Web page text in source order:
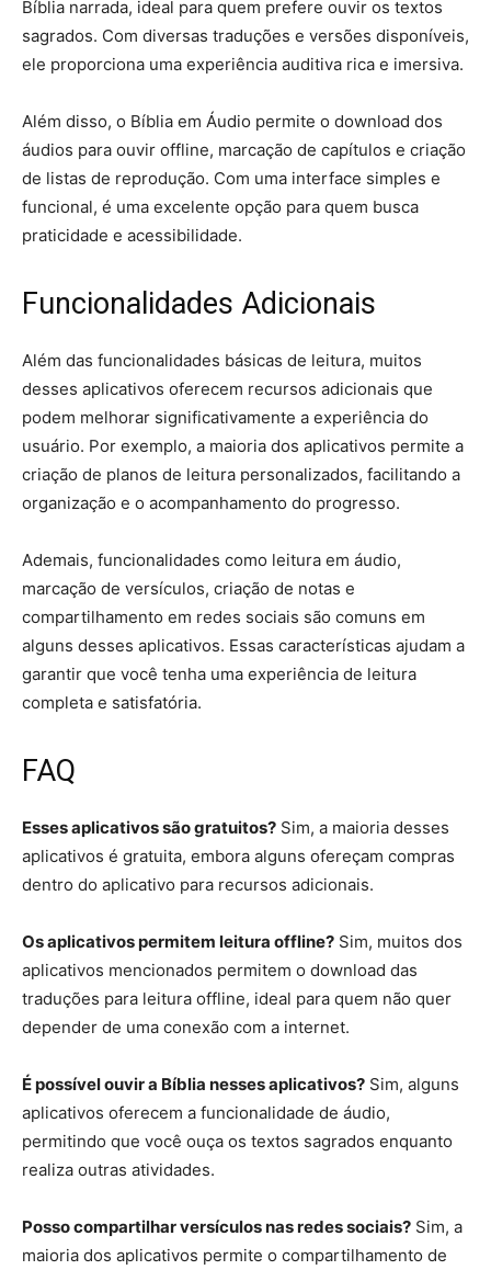
Bíblia narrada, ideal para quem prefere ouvir os textos
sagrados. Com diversas traduções e versões disponíveis,
ele proporciona uma experiência auditiva rica e imersiva.
Além disso, o Bíblia em Áudio permite o download dos
áudios para ouvir offline, marcação de capítulos e criação
de listas de reprodução. Com uma interface simples e
funcional, é uma excelente opção para quem busca
praticidade e acessibilidade.
Funcionalidades Adicionais
Além das funcionalidades básicas de leitura, muitos
desses aplicativos oferecem recursos adicionais que
podem melhorar significativamente a experiência do
usuário. Por exemplo, a maioria dos aplicativos permite a
criação de planos de leitura personalizados, facilitando a
organização e o acompanhamento do progresso.
Ademais, funcionalidades como leitura em áudio,
marcação de versículos, criação de notas e
compartilhamento em redes sociais são comuns em
alguns desses aplicativos. Essas características ajudam a
garantir que você tenha uma experiência de leitura
completa e satisfatória.
FAQ
Esses aplicativos são gratuitos? Sim, a maioria desses
aplicativos é gratuita, embora alguns ofereçam compras
dentro do aplicativo para recursos adicionais.
Os aplicativos permitem leitura offline? Sim, muitos dos
aplicativos mencionados permitem o download das
traduções para leitura offline, ideal para quem não quer
depender de uma conexão com a internet.
É possível ouvir a Bíblia nesses aplicativos? Sim, alguns
aplicativos oferecem a funcionalidade de áudio,
permitindo que você ouça os textos sagrados enquanto
realiza outras atividades.
Posso compartilhar versículos nas redes sociais? Sim, a
maioria dos aplicativos permite o compartilhamento de